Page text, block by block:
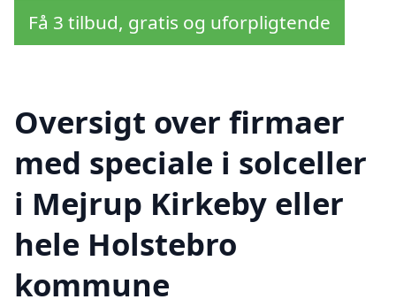
Få 3 tilbud, gratis og uforpligtende
Oversigt over firmaer
med speciale i solceller
i Mejrup Kirkeby eller
hele Holstebro
kommune